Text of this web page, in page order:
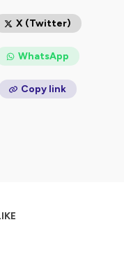
X (Twitter)
WhatsApp
Copy link